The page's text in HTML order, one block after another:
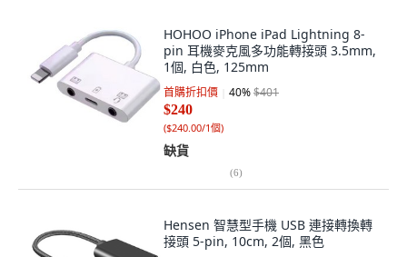
HOHOO iPhone iPad Lightning 8-
pin 耳機麥克風多功能轉接頭 3.5mm,
1個, 白色, 125mm
首購折扣價 40%$401
$240
($240.00/1個)
缺貨
(6)
Hensen 智慧型手機 USB 連接轉換轉
接頭 5-pin, 10cm, 2個, 黑色